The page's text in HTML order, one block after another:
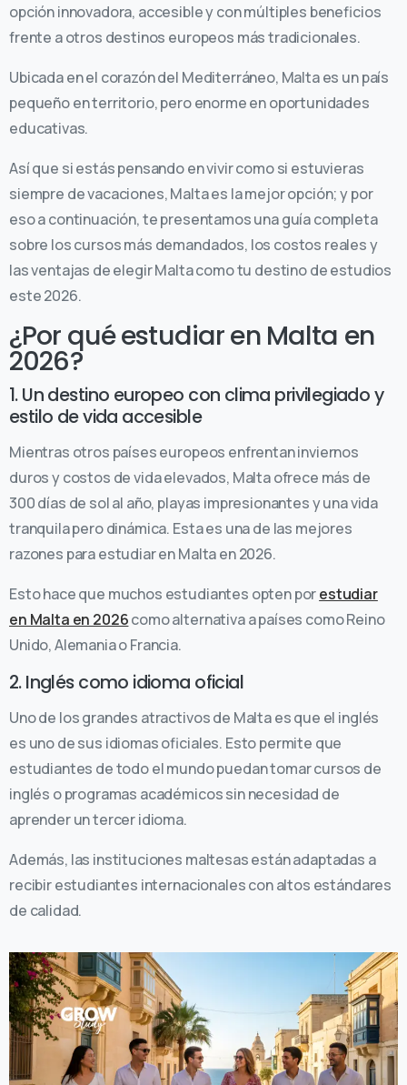
opción innovadora, accesible y con múltiples beneficios
frente a otros destinos europeos más tradicionales.
Ubicada en el corazón del Mediterráneo, Malta es un país
pequeño en territorio, pero enorme en oportunidades
educativas.
Así que si estás pensando en vivir como si estuvieras
siempre de vacaciones, Malta es la mejor opción; y por
eso a continuación, te presentamos una guía completa
sobre los cursos más demandados, los costos reales y
las ventajas de elegir Malta como tu destino de estudios
este 2026.
¿Por qué estudiar en Malta en
2026?
1. Un destino europeo con clima privilegiado y
estilo de vida accesible
Mientras otros países europeos enfrentan inviernos
duros y costos de vida elevados, Malta ofrece más de
300 días de sol al año, playas impresionantes y una vida
tranquila pero dinámica. Esta es una de las mejores
razones para estudiar en Malta en 2026.
Esto hace que muchos estudiantes opten porestudiar
en Malta en 2026como alternativa a países como Reino
Unido, Alemania o Francia.
2. Inglés como idioma oficial
Uno de los grandes atractivos de Malta es que el inglés
es uno de sus idiomas oficiales. Esto permite que
estudiantes de todo el mundo puedan tomar cursos de
inglés o programas académicos sin necesidad de
aprender un tercer idioma.
Además, las instituciones maltesas están adaptadas a
recibir estudiantes internacionales con altos estándares
de calidad.